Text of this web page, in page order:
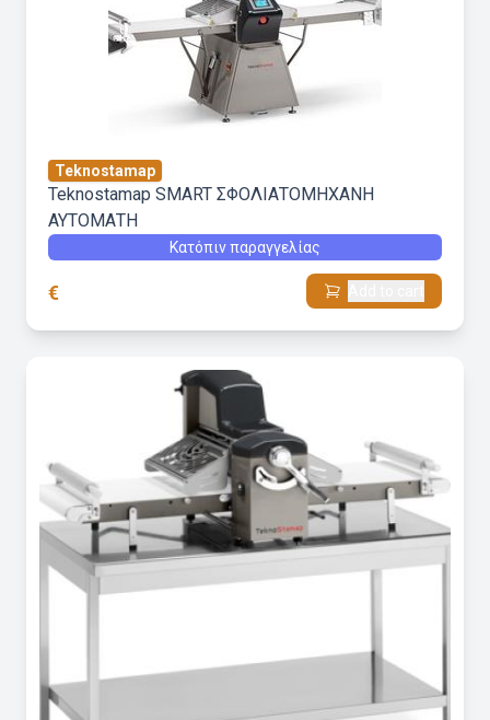
Teknostamap
Teknostamap SMART ΣΦΟΛΙΑΤΟΜΗΧΑΝΗ
ΑΥΤΟΜΑΤΗ
Κατόπιν παραγγελίας
€